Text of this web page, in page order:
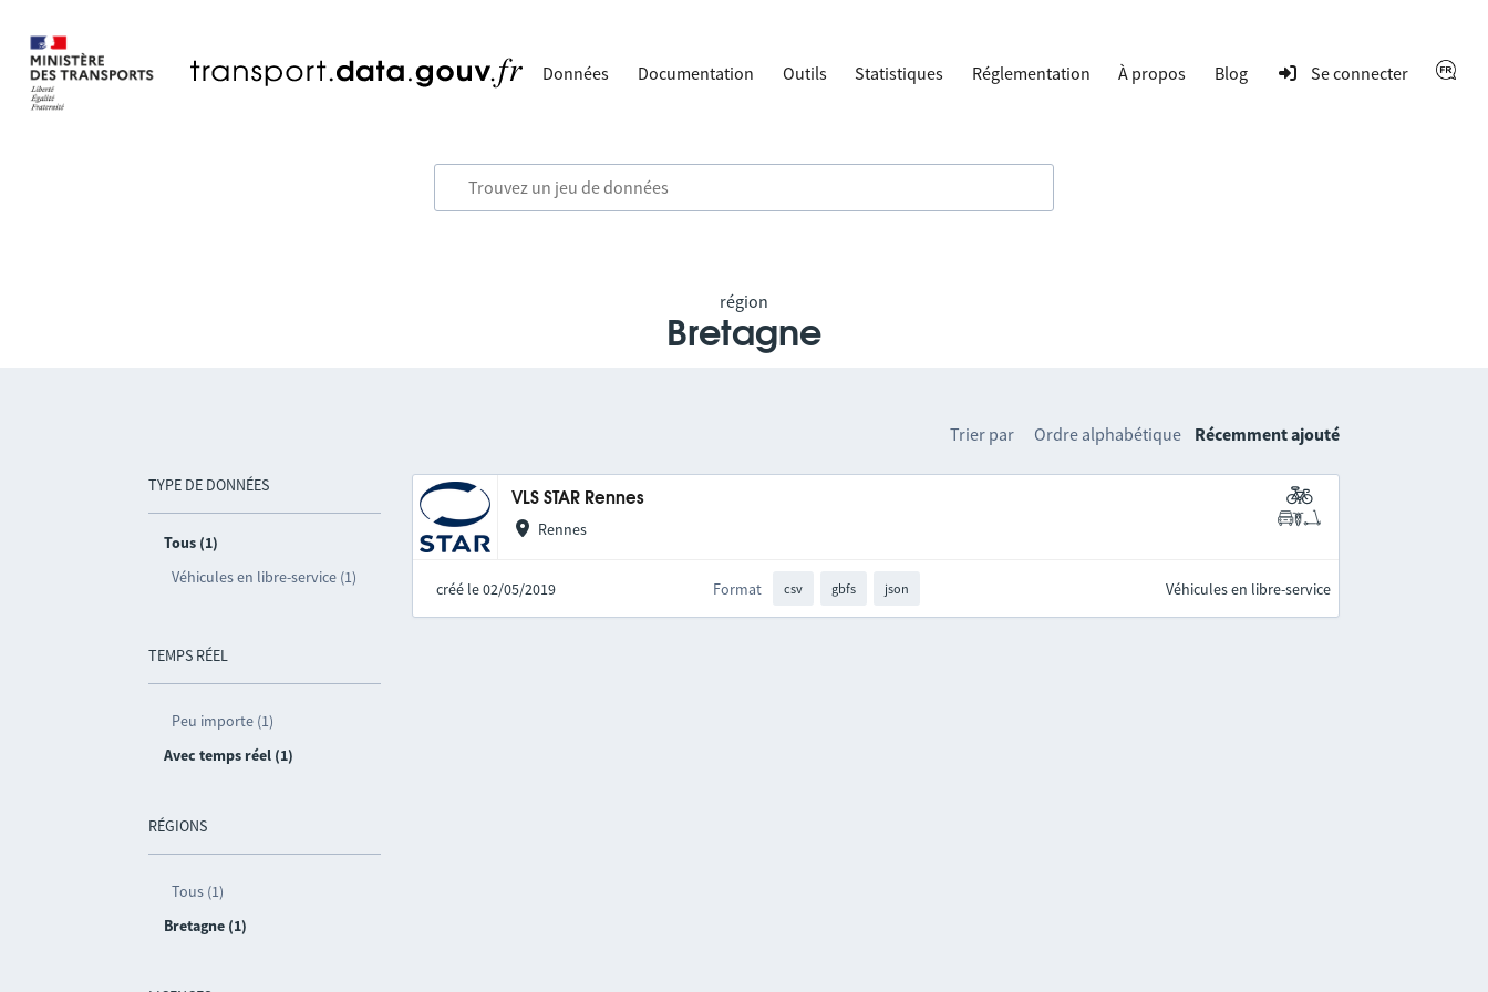
Données Documentation Outils Statistiques Réglementation À propos Blog Se connecter
région
Bretagne
TYPE DE DONNÉES
Tous (1)
Véhicules en libre-service (1)
TEMPS RÉEL
Peu importe (1)
Avec temps réel (1)
RÉGIONS
Tous (1)
Bretagne (1)
Trier par Ordre alphabétique Récemment ajouté
VLS STAR Rennes
Rennes
créé le 02/05/2019 Format csv gbfs json Véhicules en libre-service